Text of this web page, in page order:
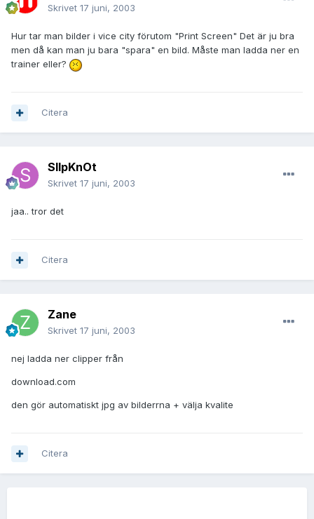
Skrivet 17 juni, 2003
Hur tar man bilder i vice city förutom "Print Screen" Det är ju bra
men då kan man ju bara "spara" en bild. Måste man ladda ner en
trainer eller?
Citera
SlIpKnOt
Skrivet 17 juni, 2003
jaa.. tror det
Citera
Zane
Skrivet 17 juni, 2003
nej ladda ner clipper från
download.com
den gör automatiskt jpg av bilderrna + välja kvalite
Citera